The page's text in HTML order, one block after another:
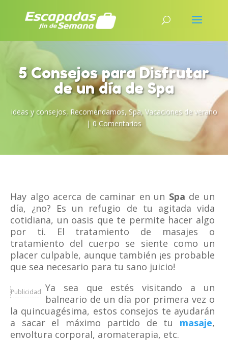
5 Consejos para Disfrutar
de un día de Spa
ideas y consejos, Recomendamos, Spa, Vacaciones de verano
| 0 Comentarios
Hay algo acerca de caminar en un Spa de un
día, ¿no? Es un refugio de tu agitada vida
cotidiana, un oasis que te permite hacer algo
por ti. El tratamiento de masajes o
tratamiento del cuerpo se siente como un
placer culpable, aunque también ¡es probable
que sea necesario para tu sano juicio!
Publicidad Ya sea que estés visitando a un
balneario de un día por primera vez o
la quincuagésima, estos consejos te ayudarán
a sacar el máximo partido de tu masaje,
envoltura corporal, aromaterapia, etc.